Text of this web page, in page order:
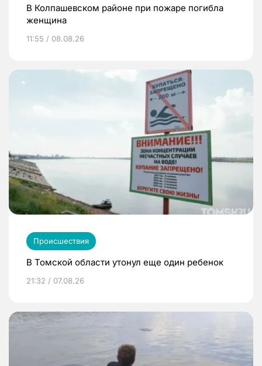
В Колпашевском районе при пожаре погибла
женщина
11:55 / 08.08.26
Происшествия
В Томской области утонул еще один ребенок
21:32 / 07.08.26